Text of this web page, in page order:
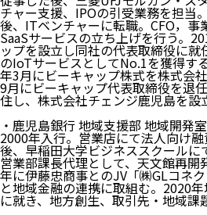
チャー支援、IPOの引受業務を担当
後、ITベンチャーに転職。CFO，事
SaaSサービスの立ち上げを行う。
ップを設立し同社の代表取締役に
のIoTサービスとしてNo.1を獲得す
年3月にビーキャップ株式を株式会
9月にビーキャップ代表取締役を退
住し、株式会社チェンジ鹿児島を設
・鹿児島銀行 地域支援部 地域開
2000年入行。営業店にて法人向け
後、早稲田大学ビジネススクールに
営業部課長代理として、天文館再
年に伊藤忠商事とのJV「㈱GLコネ
と地域金融の連携に取組む。2020
に就き、地方創生、取引先・地域課